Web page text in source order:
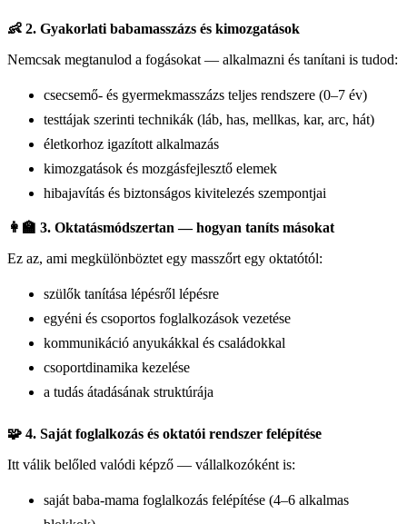
👶 2. Gyakorlati babamasszázs és kimozgatások
Nemcsak megtanulod a fogásokat — alkalmazni és tanítani is tudod:
csecsemő‑ és gyermekmasszázs teljes rendszere (0–7 év)
testtájak szerinti technikák (láb, has, mellkas, kar, arc, hát)
életkorhoz igazított alkalmazás
kimozgatások és mozgásfejlesztő elemek
hibajavítás és biztonságos kivitelezés szempontjai
👩‍🏫 3. Oktatásmódszertan — hogyan taníts másokat
Ez az, ami megkülönböztet egy masszőrt egy oktatótól:
szülők tanítása lépésről lépésre
egyéni és csoportos foglalkozások vezetése
kommunikáció anyukákkal és családokkal
csoportdinamika kezelése
a tudás átadásának struktúrája
🧩 4. Saját foglalkozás és oktatói rendszer felépítése
Itt válik belőled valódi képző — vállalkozóként is:
saját baba‑mama foglalkozás felépítése (4–6 alkalmas